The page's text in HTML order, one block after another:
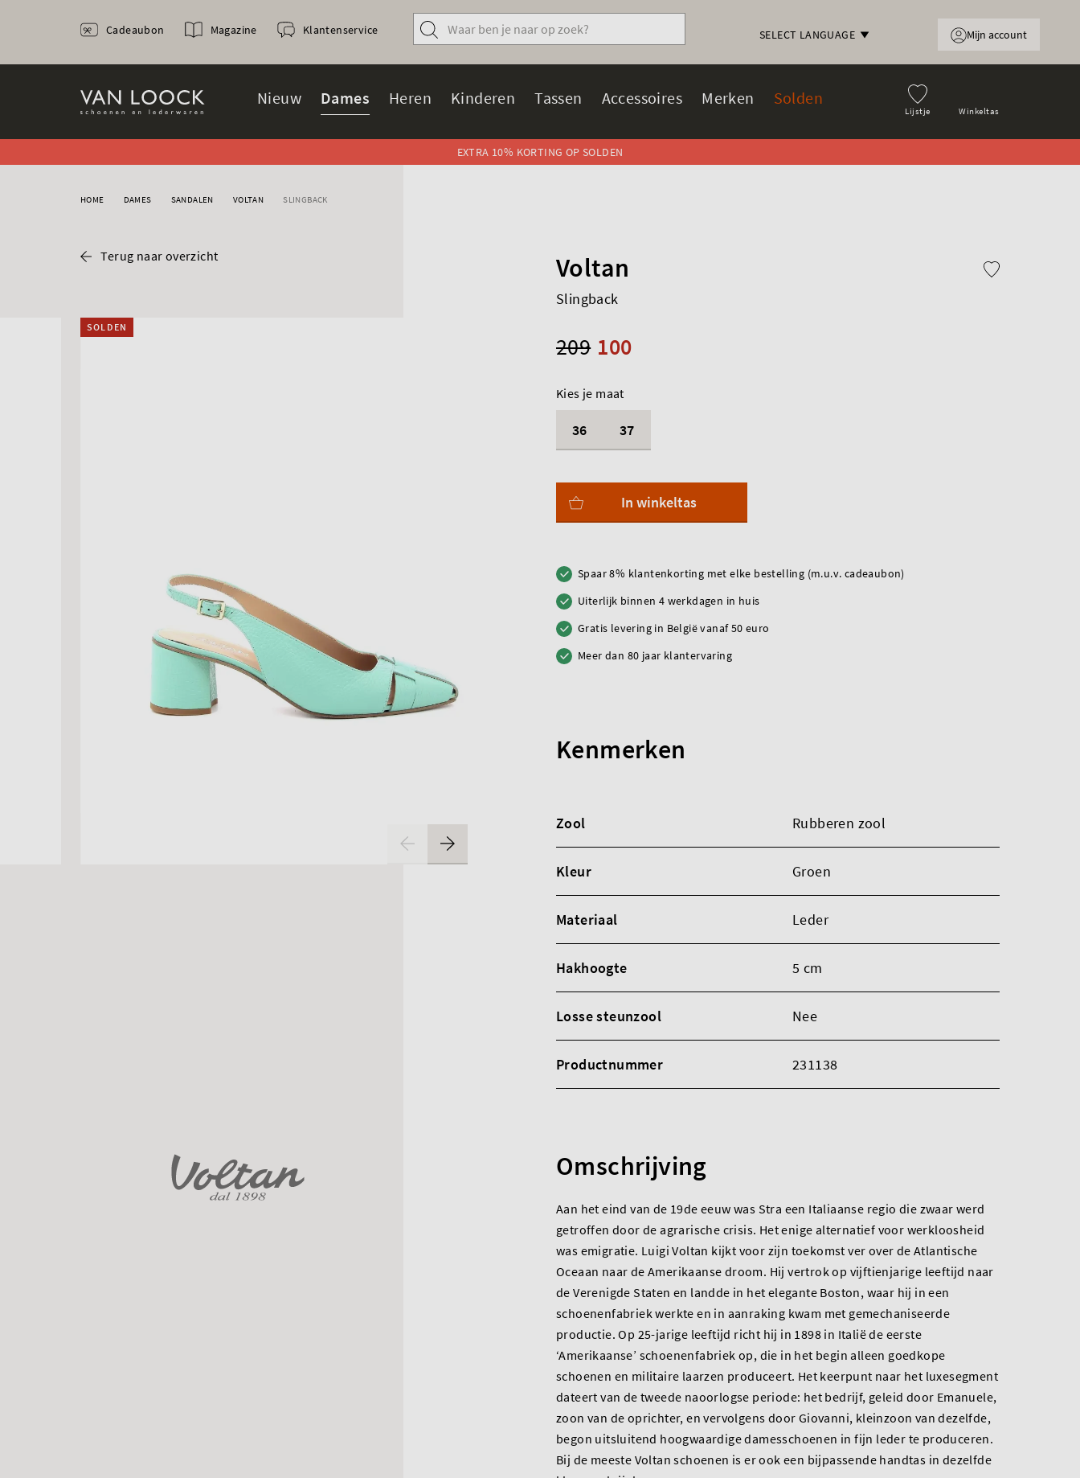
SELECT LANGUAGE
Lijstje Winkeltas
Nieuw Dames Heren Kinderen Tassen Accessoires Merken Solden
Cadeaubon Magazine Klantenservice Mijn account
EXTRA 10% KORTING OP SOLDEN
HOME DAMES SANDALEN VOLTAN SLINGBACK
Terug naar overzicht
SOLDEN
Voltan
Slingback
100
209
Kies je maat
36 37
In winkeltas
Spaar 8% klantenkorting met elke bestelling (m.u.v. cadeaubon)
Uiterlijk binnen 4 werkdagen in huis
Gratis levering in België vanaf 50 euro
Meer dan 80 jaar klantervaring
Kenmerken
Zool Rubberen zool
Kleur Groen
Materiaal Leder
Hakhoogte 5 cm
Losse steunzool Nee
Productnummer 231138
Omschrijving
Aan het eind van de 19de eeuw was Stra een Italiaanse regio die zwaar werd
getroffen door de agrarische crisis. Het enige alternatief voor werkloosheid
was emigratie. Luigi Voltan kijkt voor zijn toekomst ver over de Atlantische
Oceaan naar de Amerikaanse droom. Hij vertrok op vijftienjarige leeftijd naar
de Verenigde Staten en landde in het elegante Boston, waar hij in een
schoenenfabriek werkte en in aanraking kwam met gemechaniseerde
productie. Op 25-jarige leeftijd richt hij in 1898 in Italië de eerste
‘Amerikaanse’ schoenenfabriek op, die in het begin alleen goedkope
schoenen en militaire laarzen produceert. Het keerpunt naar het luxesegment
dateert van de tweede naoorlogse periode: het bedrijf, geleid door Emanuele,
zoon van de oprichter, en vervolgens door Giovanni, kleinzoon van dezelfde,
begon uitsluitend hoogwaardige damesschoenen in fijn leder te produceren.
Bij de meeste Voltan schoenen is er ook een bijpassende handtas in dezelfde